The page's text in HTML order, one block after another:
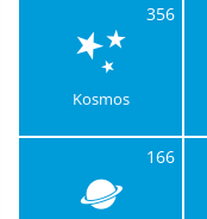
356
Kosmos
166